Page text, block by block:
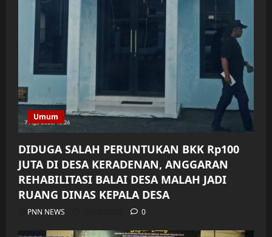
Umum
DIDUGA SALAH PERUNTUKAN BKK Rp100
JUTA DI DESA KERADENAN, ANGGARAN
REHABILITASI BALAI DESA MALAH JADI
RUANG DINAS KEPALA DESA
PNN NEWS 0